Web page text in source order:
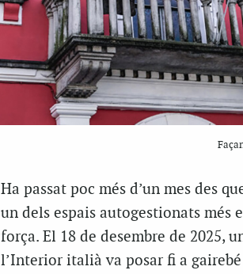
Ha passat poc més d’un mes des
un dels espais autogestionats més
força. El 18 de desembre de 2025,
l’Interior italià va posar fi a